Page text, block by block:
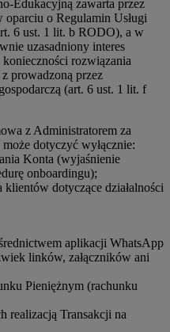
Edukacyjną zawarta przez
o Regulamin Usługi
6 ust. 1 lit. b RODO), a w
uzasadniony interes
rozwiązania
prowadzoną przez
(art. 6 ust. 1 lit. f
z Administratorem za
dotyczyć wyłącznie:
Konta (wyjaśnienie
onboardingu);
dotyczące działalności
aplikacji WhatsApp
linków, załączników ani
Pieniężnym (rachunku
realizacją Transakcji na